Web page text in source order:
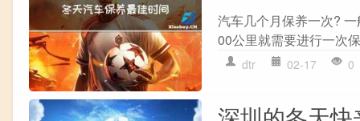
汽车几个月保养一次?
00公里就需要进行一次
dtr 02-17 0